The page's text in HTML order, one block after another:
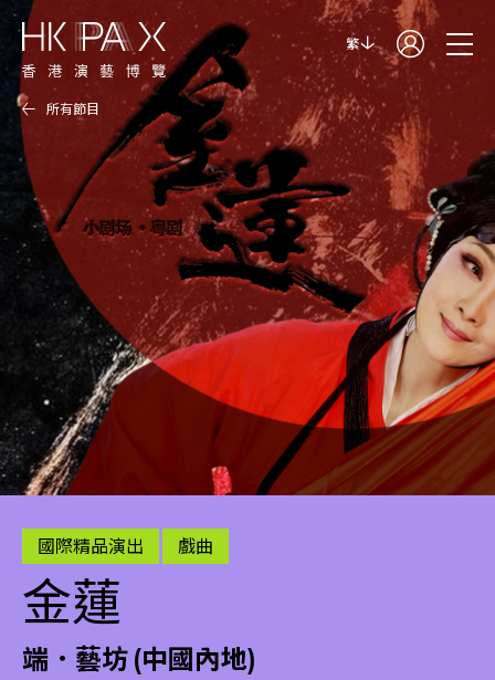
繁
所有節目
國際精品演出 戲曲
金蓮
端．藝坊 (中國內地)